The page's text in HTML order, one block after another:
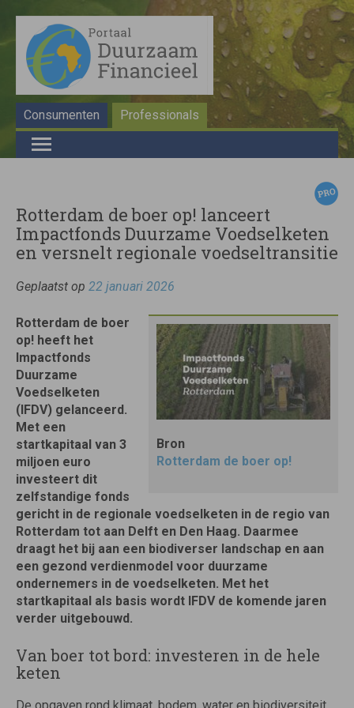
Consumenten Professionals
Rotterdam de boer op! lanceert
Impactfonds Duurzame Voedselketen
en versnelt regionale voedseltransitie
Geplaatst op 22 januari 2026
Bron
Rotterdam de boer op!
Rotterdam de boer
op! heeft het
Impactfonds
Duurzame
Voedselketen
(IFDV) gelanceerd.
Met een
startkapitaal van 3
miljoen euro
investeert dit
zelfstandige fonds
gericht in de regionale voedselketen in de regio van
Rotterdam tot aan Delft en Den Haag. Daarmee
draagt het bij aan een biodiverser landschap en aan
een gezond verdienmodel voor duurzame
ondernemers in de voedselketen. Met het
startkapitaal als basis wordt IFDV de komende jaren
verder uitgebouwd.
Van boer tot bord: investeren in de hele
keten